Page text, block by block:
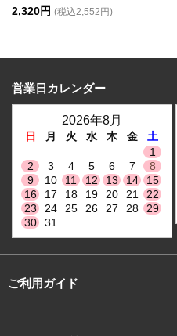
2,320円 (税込2,552円)
営業日カレンダー
2026年8月
日 月 火 水 木 金
土
1
2
3 4 5 6 7
8
9
10 11 12 13 14
15
16
17 18 19 20 21
22
23
24 25 26 27 28
29
30
31
ご利用ガイド